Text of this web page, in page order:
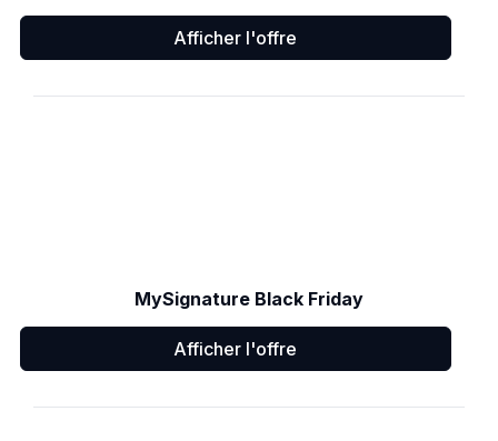
Afficher l'offre
MySignature Black Friday
Afficher l'offre